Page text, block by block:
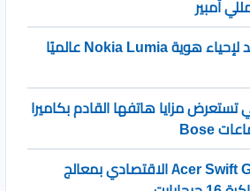
تسريبات: HMD تستعد لإحياء هوية Nokia Lumia عالميًا
مزايا هاتفها القادم بكاميرا
ايسر تطلق حاسوب Acer Swift Go الاقتصادي بمعالج